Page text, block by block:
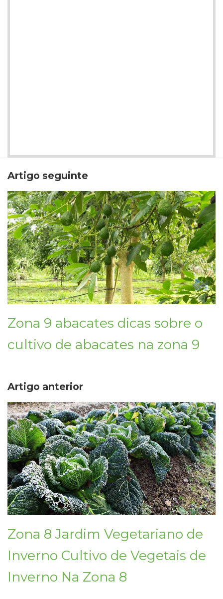
Artigo seguinte
Zona 9 abacates dicas sobre o
cultivo de abacates na zona 9
Artigo anterior
Zona 8 Jardim Vegetariano de
Inverno Cultivo de Vegetais de
Inverno Na Zona 8